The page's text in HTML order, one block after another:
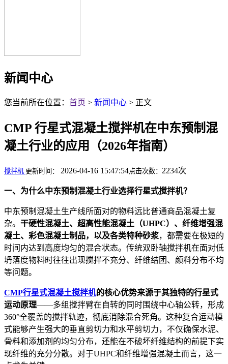
新闻中心
您当前所在位置： 首页 > 新闻中心 > 正文
CMP 行星式混凝土搅拌机在中东预制混
凝土行业的应用（2026年指南）
搅拌机 更新时间： 2026-04-16 15:47:54点击次数： 2234次
一、为什么中东预制混凝土行业选择行星式搅拌机？
中东预制混凝土生产线所面对的物料远比普通商品混凝土复
杂。 干硬性混凝土、超高性能混凝土（UHPC）、纤维增强混
凝土、彩色混凝土制品，以及各类特种砂浆，都需要在极短的
时间内达到高度均匀的混合状态。传统双卧轴搅拌机在面对低
坍落度物料时往往出现搅拌不充分、纤维结团、颜料分布不均
等问题。
CMP行星式混凝土搅拌机的核心优势来源于其独特的行星式
运动原理——多组搅拌臂在自转的同时围绕中心轴公转，形成
360°全覆盖的搅拌轨迹，彻底消除混合死角。这种复合运动模
式能够产生强大的垂直剪切力和水平剪切力，不仅确保水泥、
骨料和添加剂的均匀分布，还能在不破坏纤维结构的前提下实
现纤维的充分分散。对于UHPC和纤维增强混凝土而言，这一